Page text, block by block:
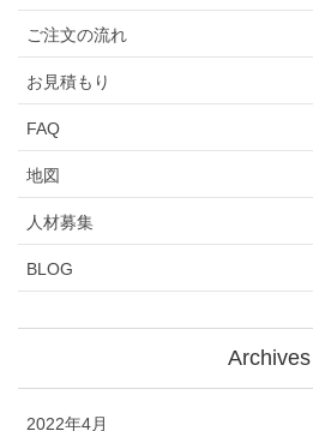
ご注文の流れ
お見積もり
FAQ
地図
人材募集
BLOG
Archives
2022年4月